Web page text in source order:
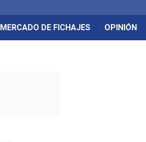
MERCADO DE FICHAJES OPINIÓN